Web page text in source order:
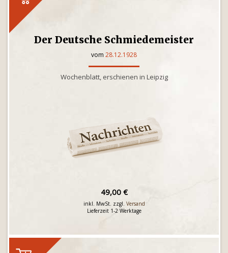
Der Deutsche Schmiedemeister
vom 28.12.1928
Wochenblatt, erschienen in Leipzig
49,00 €
inkl. MwSt. zzgl. Versand
Lieferzeit 1-2 Werktage